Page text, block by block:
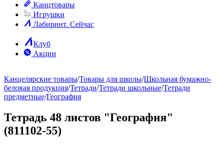
Канцтовары
Игрушки
Лабиринт. Сейчас
Клуб
Акции
Канцелярские товары/Товары для школы/Школьная бумажно-
беловая продукция/Тетради/Тетради школьные/Тетради
предметные/География
Тетрадь 48 листов "География"
(811102-55)